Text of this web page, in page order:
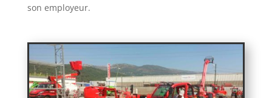
son employeur.